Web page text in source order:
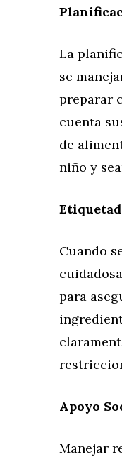
La
se
preparar
cuenta
de
niño y
Cuando
para
Apoyo
Manejar